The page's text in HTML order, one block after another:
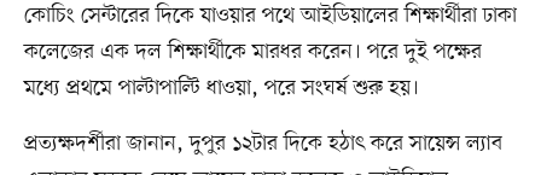
কোচিং সেন্টারের দিকে যাওয়ার পথে আইডিয়ালের শিক্ষার্থীরা ঢাকা
কলেজের এক দল শিক্ষার্থীকে মারধর করেন। পরে দুই পক্ষের
মধ্যে প্রথমে পাল্টাপাল্টি ধাওয়া, পরে সংঘর্ষ শুরু হয়।
প্রত্যক্ষদর্শীরা জানান, দুপুর ১২টার দিকে হঠাৎ করে সায়েন্স ল্যাব